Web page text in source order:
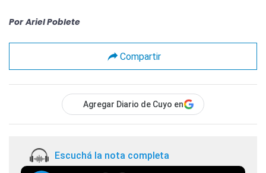
Por Ariel Poblete
Compartir
Agregar Diario de Cuyo en
Escuchá la nota completa